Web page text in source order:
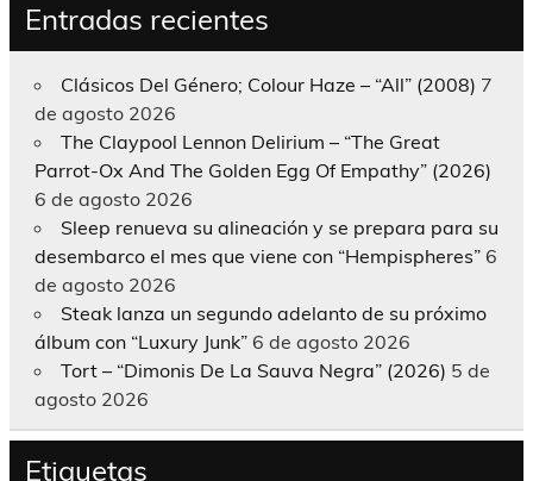
Entradas recientes
Clásicos Del Género; Colour Haze – “All” (2008) 7
de agosto 2026
The Claypool Lennon Delirium – “The Great
Parrot-Ox And The Golden Egg Of Empathy” (2026)
6 de agosto 2026
Sleep renueva su alineación y se prepara para su
desembarco el mes que viene con “Hempispheres” 6
de agosto 2026
Steak lanza un segundo adelanto de su próximo
álbum con “Luxury Junk” 6 de agosto 2026
Tort – “Dimonis De La Sauva Negra” (2026) 5 de
agosto 2026
Etiquetas